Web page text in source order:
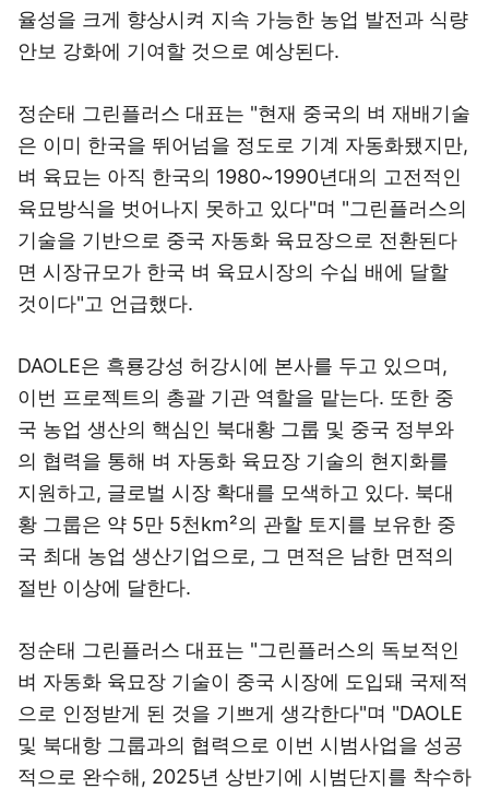
율성을 크게 향상시켜 지속 가능한 농업 발전과 식량
안보 강화에 기여할 것으로 예상된다.
정순태 그린플러스 대표는 "현재 중국의 벼 재배기술
은 이미 한국을 뛰어넘을 정도로 기계 자동화됐지만,
벼 육묘는 아직 한국의 1980~1990년대의 고전적인
육묘방식을 벗어나지 못하고 있다"며 "그린플러스의
기술을 기반으로 중국 자동화 육묘장으로 전환된다
면 시장규모가 한국 벼 육묘시장의 수십 배에 달할
것이다"고 언급했다.
DAOLE은 흑룡강성 허강시에 본사를 두고 있으며,
이번 프로젝트의 총괄 기관 역할을 맡는다. 또한 중
국 농업 생산의 핵심인 북대황 그룹 및 중국 정부와
의 협력을 통해 벼 자동화 육묘장 기술의 현지화를
지원하고, 글로벌 시장 확대를 모색하고 있다. 북대
황 그룹은 약 5만 5천km²의 관할 토지를 보유한 중
국 최대 농업 생산기업으로, 그 면적은 남한 면적의
절반 이상에 달한다.
정순태 그린플러스 대표는 "그린플러스의 독보적인
벼 자동화 육묘장 기술이 중국 시장에 도입돼 국제적
으로 인정받게 된 것을 기쁘게 생각한다"며 "DAOLE
및 북대항 그룹과의 협력으로 이번 시범사업을 성공
적으로 완수해, 2025년 상반기에 시범단지를 착수하